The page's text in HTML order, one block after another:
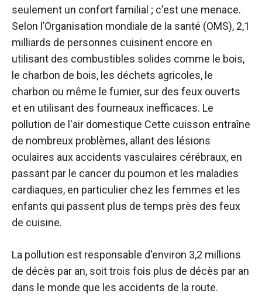
seulement un confort familial ; c'est une menace.
Selon l’Organisation mondiale de la santé (OMS), 2,1
milliards de personnes cuisinent encore en
utilisant des combustibles solides comme le bois,
le charbon de bois, les déchets agricoles, le
charbon ou même le fumier, sur des feux ouverts
et en utilisant des fourneaux inefficaces. Le
pollution de l'air domestique Cette cuisson entraîne
de nombreux problèmes, allant des lésions
oculaires aux accidents vasculaires cérébraux, en
passant par le cancer du poumon et les maladies
cardiaques, en particulier chez les femmes et les
enfants qui passent plus de temps près des feux
de cuisine.
La pollution est responsable d'environ 3,2 millions
de décès par an, soit trois fois plus de décès par an
dans le monde que les accidents de la route.